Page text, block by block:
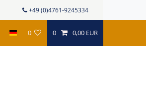
+49 (0)4761-9245334
0 0 0,00 EUR